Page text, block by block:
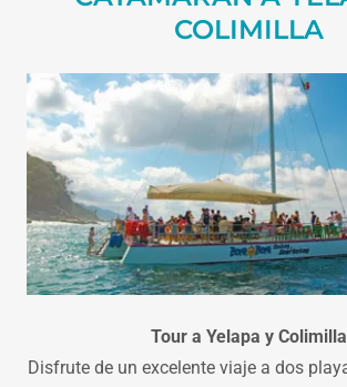
COLIMILLA
Tour a Yelapa y Colimilla
Disfrute de un excelente viaje a dos